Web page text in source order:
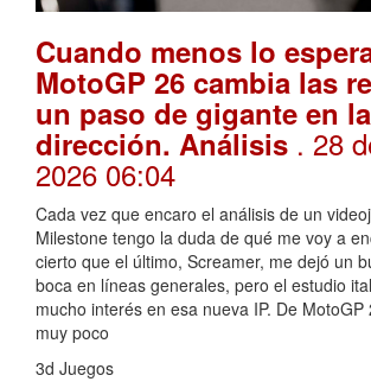
Cuando menos lo
MotoGP 26 cambia las
un paso de gigante en
dirección. Análisis . 28
2026 06:04
Cada vez que encaro el análisis de un
Milestone tengo la duda de qué me voy a
cierto que el último, Screamer, me dejó un
boca en líneas generales, pero el estudio
mucho interés en esa nueva IP. De
muy poco
3d Juegos